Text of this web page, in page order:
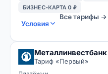
БИЗНЕС-КАРТА 0 ₽
Условия
Все тарифы →
Металлинвестбанк
Тариф «Первый»